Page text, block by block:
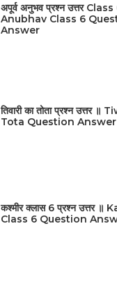
अपूर्व अनुभव प्रश्न उत्तर
Anubhav Class 6
Answer
तिवारी का तोता प्रश्न उत्तर ॥
Tota Question Answer
कश्मीर क्लास 6 प्रश्न उत्तर ॥
Class 6 Question